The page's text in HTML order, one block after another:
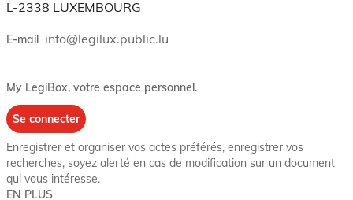
L-2338 LUXEMBOURG
E-mail info@legilux.public.lu
My LegiBox, votre espace personnel.
Se connecter
Enregistrer et organiser vos actes préférés, enregistrer vos
recherches, soyez alerté en cas de modification sur un document
qui vous intéresse.
EN PLUS